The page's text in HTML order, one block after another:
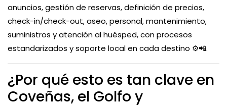
anuncios, gestión de reservas, definición de precios,
check-in/check-out, aseo, personal, mantenimiento,
suministros y atención al huésped, con procesos
estandarizados y soporte local en cada destino ⚙️📲.
¿Por qué esto es tan clave en
Coveñas, el Golfo y